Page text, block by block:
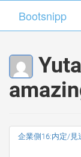
Bootsnipp
企業側16:内定/見
Bootsnipp